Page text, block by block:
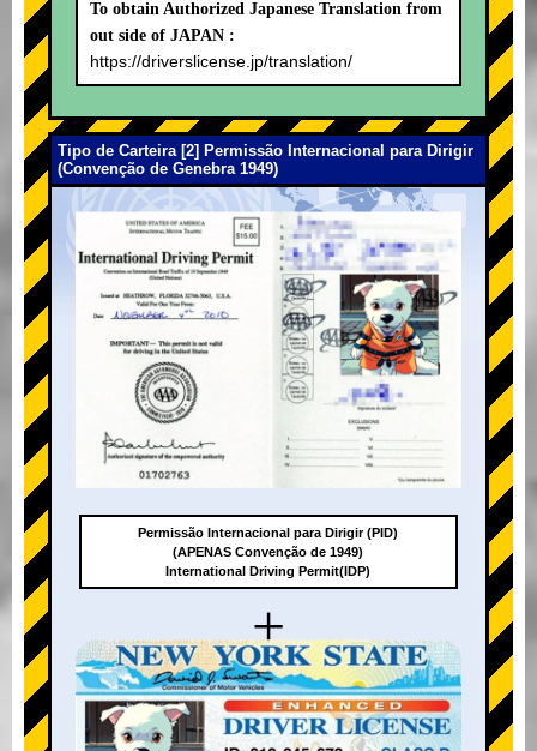
To obtain Authorized Japanese Translation from
out side of JAPAN :
https://driverslicense.jp/translation/
Tipo de Carteira [2] Permissão Internacional para Dirigir
(Convenção de Genebra 1949)
+
Permissão Internacional para Dirigir (PID)
(APENAS Convenção de 1949)
International Driving Permit(IDP)